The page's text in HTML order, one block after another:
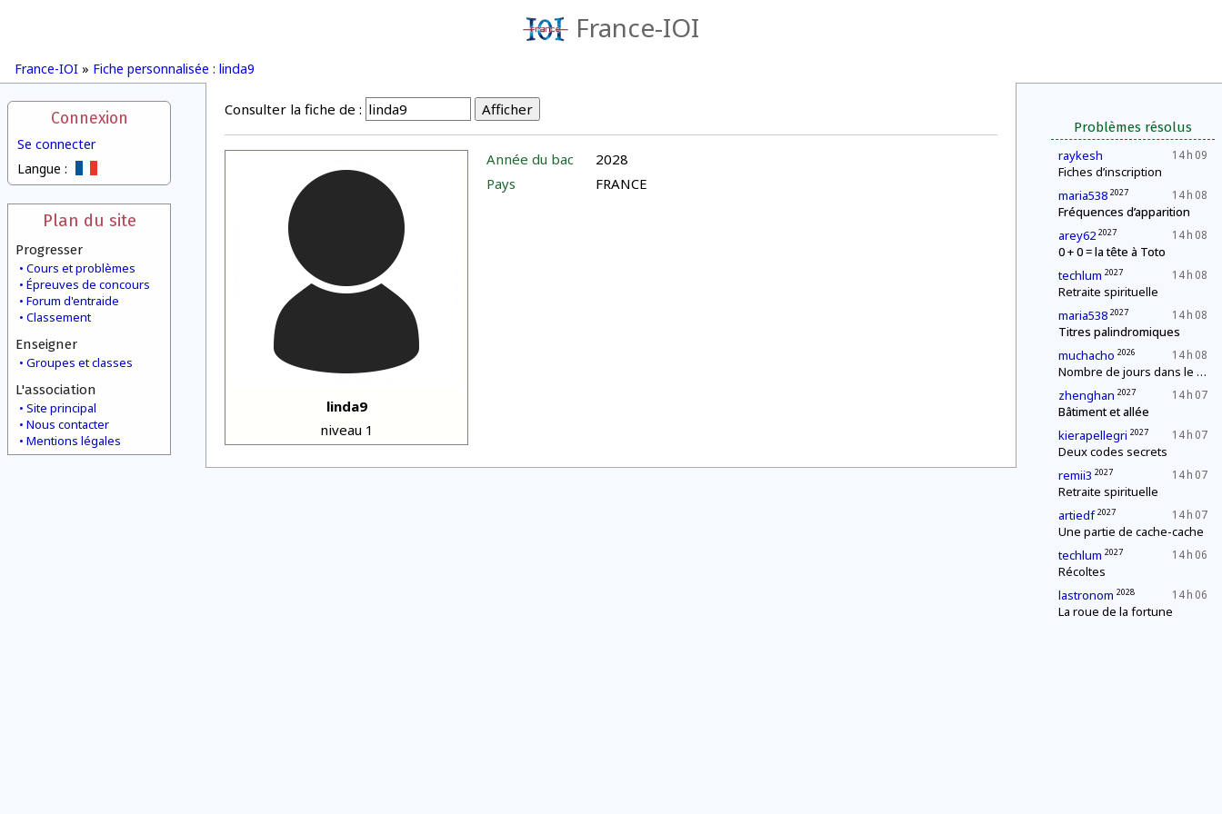
France-IOI
France-IOI » Fiche personnalisée : linda9
Connexion
Se connecter
Langue :
Plan du site
Progresser
Cours et problèmes
Épreuves de concours
Forum d'entraide
Classement
Enseigner
Groupes et classes
L'association
Site principal
Nous contacter
Mentions légales
Problèmes résolus
14 h 09
raykesh
Fiches d’inscription
14 h 08
maria538 2027
Fréquences d’apparition
14 h 08
arey62 2027
0 + 0 = la tête à Toto
14 h 08
techlum 2027
Retraite spirituelle
14 h 08
maria538 2027
Titres palindromiques
14 h 08
muchacho 2026
Nombre de jours dans le mois
14 h 07
zhenghan 2027
Bâtiment et allée
14 h 07
kierapellegri 2027
Deux codes secrets
14 h 07
remii3 2027
Retraite spirituelle
14 h 07
artiedf 2027
Une partie de cache-cache
14 h 06
techlum 2027
Récoltes
14 h 06
lastronom 2028
La roue de la fortune
Consulter la fiche de :
linda9
niveau 1
Année du bac
2028
Pays
FRANCE